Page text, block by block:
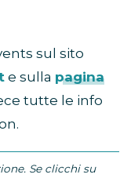
sul sito
e sulla pagina
tutte le info
Se clicchi su